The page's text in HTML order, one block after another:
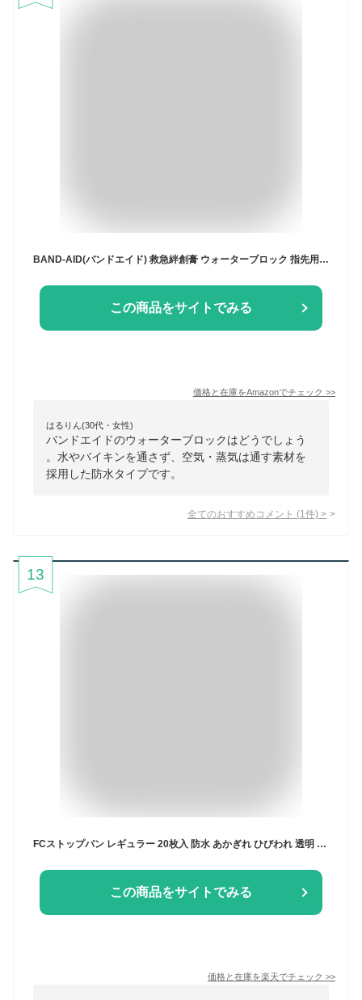
BAND-AID(バンドエイド) 救急絆創膏 ウォーターブロック 指先用 10枚
この商品をサイトでみる
価格と在庫をAmazonでチェック >>
はるりん(30代・女性)
バンドエイドのウォーターブロックはどうでしょう
。水やバイキンを通さず、空気・蒸気は通す素材を
採用した防水タイプです。
全てのおすすめコメント (1 件) >
13
FCストップバン レギュラー 20枚入 防水 あかぎれ ひびわれ 透明 絆創膏 指先
この商品をサイトでみる
価格と在庫を楽天でチェック >>